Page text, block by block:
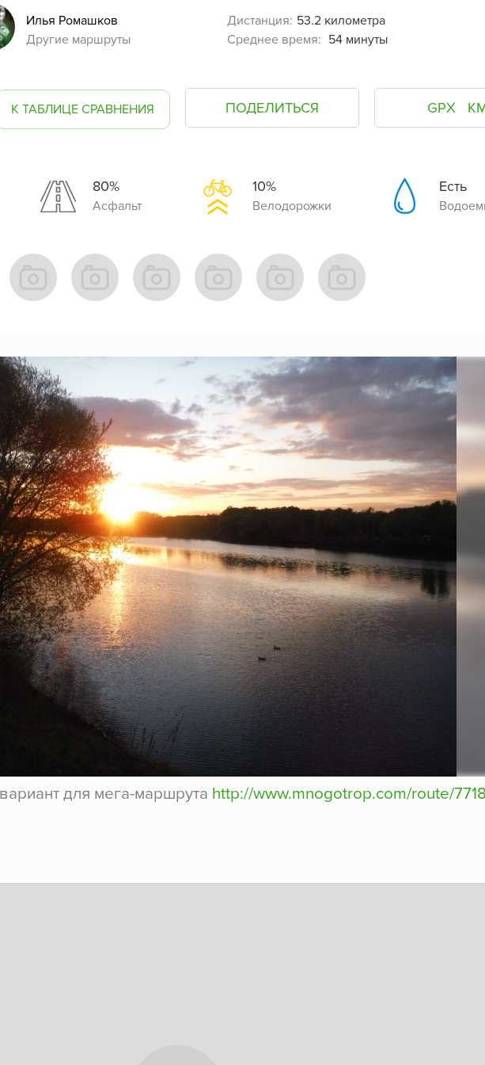
Илья Ромашков
Другие маршруты
Дистанция: 53.2 километра
Среднее время: 54 минуты
К ТАБЛИЦЕ СРАВНЕНИЯ ПОДЕЛИТЬСЯ GPX
80%
Асфальт
10%
Велодорожки
Есть
для мега-маршрута http://www.mnogotrop.com/route/